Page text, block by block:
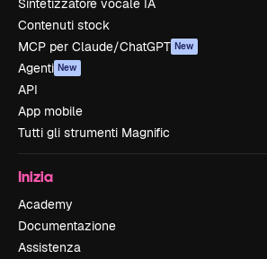
Sintetizzatore vocale IA
Contenuti stock
MCP per Claude/ChatGPT New
Agenti New
API
App mobile
Tutti gli strumenti Magnific
Inizia
Academy
Documentazione
Assistenza